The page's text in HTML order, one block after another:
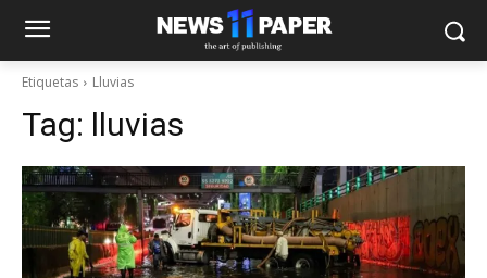
Etiquetas Lluvias
Tag: lluvias